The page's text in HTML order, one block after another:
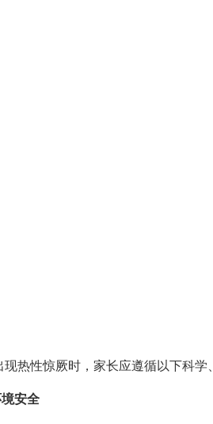
现热性惊厥时，家长应遵循以下科学
安全